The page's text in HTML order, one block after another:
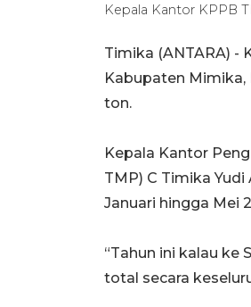
Kepala Kantor KPPB
Timika (ANTARA) -
Kabupaten Mimika,
ton.
Kepala Kantor
TMP) C Timika
Januari hingga Mei
“Tahun ini kalau ke
total secara